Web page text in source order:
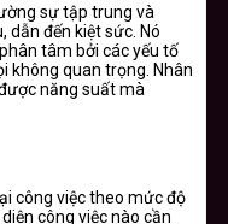
sự tập trung và
dẫn đến kiệt sức. Nó
tâm bởi các yếu tố
không quan trọng. Nhân
năng suất mà
công việc theo mức độ
công việc nào cần